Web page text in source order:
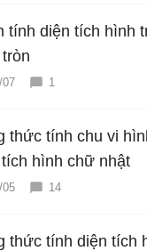
tính diện tích hình
07 1
thức tính chu vi
hình chữ nhật
05 14
thức tính diện tích